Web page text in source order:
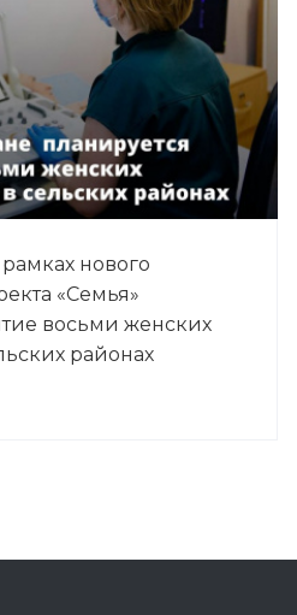
нового
«Семья»
восьми женских
районах